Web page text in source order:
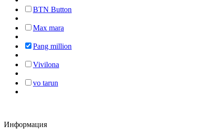
BTN Button
Max mara
Pang million
Vivilona
vo tarun
Информация